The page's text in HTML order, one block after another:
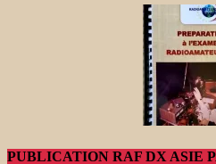
PUBLICATION RAF DX ASIE